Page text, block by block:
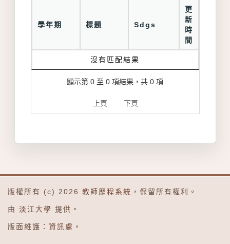
學年期 標題 Sdgs
更
新
時
間
沒有匹配結果
顯示第 0 至 0 項結果，共 0 項
上頁 下頁
版權所有 (c) 2026 教師歷程系統 ，保留所有權利。
由 淡江大學 提供。
版面維護： 資訊處 。